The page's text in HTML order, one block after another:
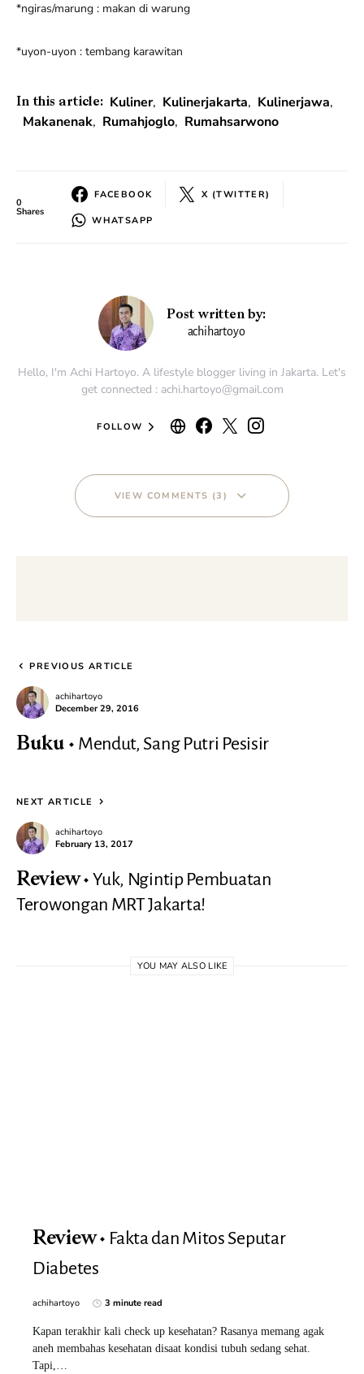
*ngiras/marung : makan di warung
*uyon-uyon : tembang karawitan
In this article: Kuliner, Kulinerjakarta, Kulinerjawa,
Makanenak, Rumahjoglo, Rumahsarwono
0
Shares
FACEBOOK X (TWITTER)
WHATSAPP
Post written by:
achihartoyo
Hello, I'm Achi Hartoyo. A lifestyle blogger living in Jakarta. Let's
get connected : achi.hartoyo@gmail.com
FOLLOW
VIEW COMMENTS (3)
PREVIOUS ARTICLE
achihartoyo
December 29, 2016
Buku Mendut, Sang Putri Pesisir
NEXT ARTICLE
achihartoyo
February 13, 2017
Review
Yuk, Ngintip Pembuatan
Terowongan MRT Jakarta!
YOU MAY ALSO LIKE
Review
Fakta dan Mitos Seputar
Diabetes
achihartoyo 3 minute read
Kapan terakhir kali check up kesehatan? Rasanya memang agak
aneh membahas kesehatan disaat kondisi tubuh sedang sehat.
Tapi,…